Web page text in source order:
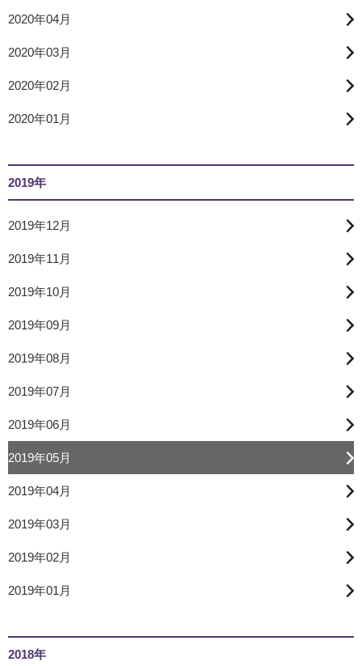
2020年04月
2020年03月
2020年02月
2020年01月
2019年
2019年12月
2019年11月
2019年10月
2019年09月
2019年08月
2019年07月
2019年06月
2019年05月
2019年04月
2019年03月
2019年02月
2019年01月
2018年